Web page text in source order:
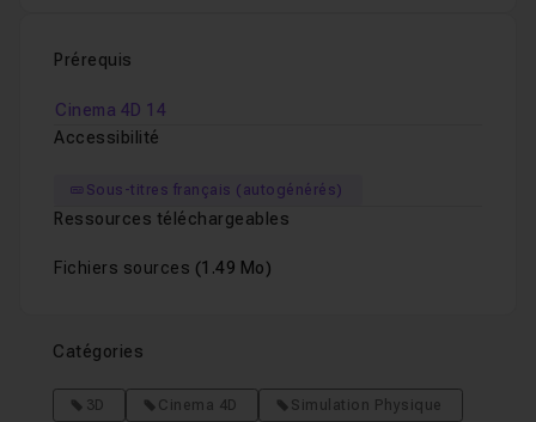
Prérequis
Cinema 4D 14
Accessibilité
Sous-titres français (autogénérés)
Ressources téléchargeables
Fichiers sources (1.49 Mo)
Catégories
3D Cinema 4D
Simulation Physique